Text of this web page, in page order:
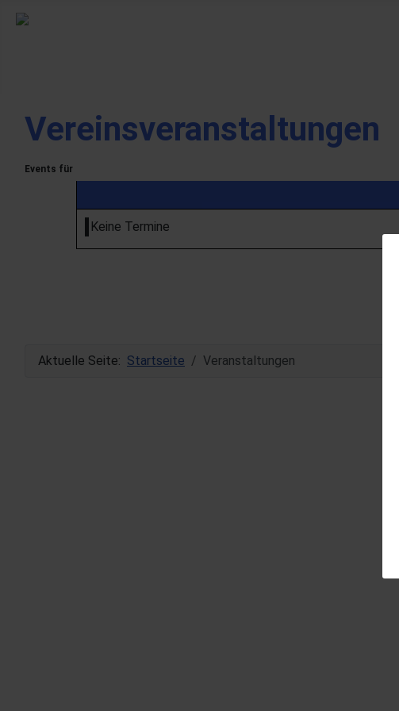
Vereinsveranstaltungen
Events für
Keine Termine
Aktuelle Seite: Startseite Veranstaltungen